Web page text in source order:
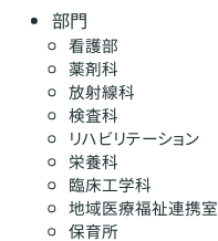
部門
看護部
薬剤科
放射線科
検査科
リハビリテーション
栄養科
臨床工学科
地域医療福祉連携室
保育所